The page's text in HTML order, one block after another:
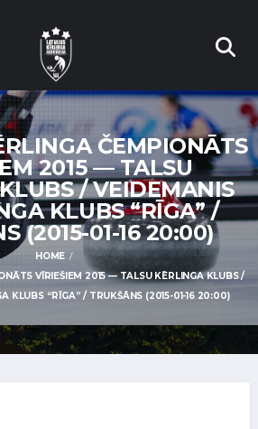
ČEMPIONĀTS
2015 — TALSU
/ VEIDEMANIS
KLUBS “RĪGA” /
(2015-01-16 20:00)
HOME
VĪRIEŠIEM 2015 — TALSU KĒRLINGA KLUBS /
KLUBS “RĪGA” / TRUKŠĀNS (2015-01-16 20:00)